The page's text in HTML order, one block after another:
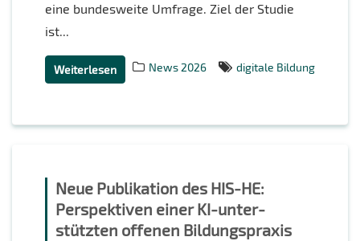
eine bundesweite Umfrage. Ziel der Studie
ist...
News 2026 digitale Bildung
Weiterlesen
Neue Publikation des HIS-HE:
Perspektiven einer KI-unter­
stützten offenen Bildungspraxis